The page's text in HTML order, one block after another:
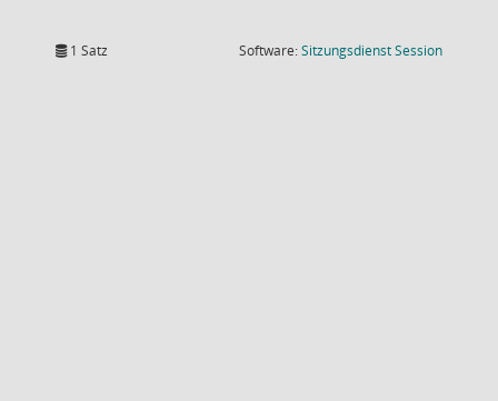
1 Satz Software:SitzungsdienstSession(Wird in